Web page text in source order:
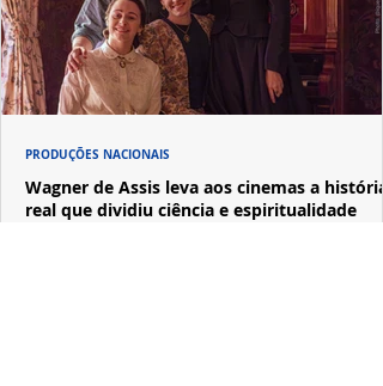
Wagner de Assis leva aos cinemas a história
real que dividiu ciência e espiritualidade
PRODUÇÕES NACIONAIS